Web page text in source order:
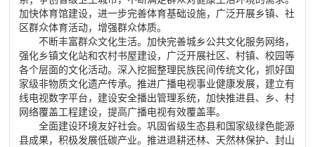
加快体育馆建设，进一步完善体育基础设施，广泛开展乡镇、社
区群众体育活动，增强群众体质。
不断丰富群众文化生活。加快完善城乡公共文化服务网络，
强化乡镇文化站和农村书屋建设，广泛开展社区、村镇、校园等
各个层面的文化活动。深入挖掘整理民族民间传统文化，抓好国
家级非物质文化遗产传承。推进广播电视事业健康发展，建立有
线电视数字平台，建设安全播出管理系统，加快推进县、乡、村
网络覆盖工程建设，提高广播电视有效覆盖率。
全面建设环境友好社会。巩固省级生态县和国家级绿色能源
县成果，积极发展低碳产业。推进退耕还林、天然林保护、封山